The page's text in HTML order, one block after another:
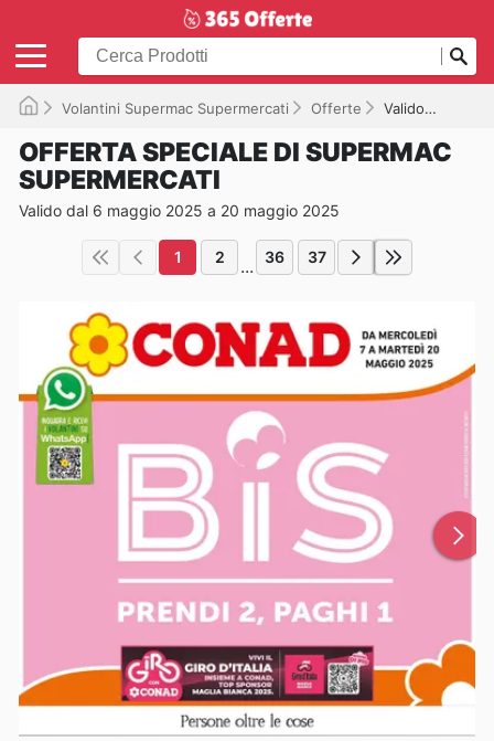
Volantini Supermac Supermercati Offerte Valido fino a 20/05/2025
OFFERTA SPECIALE DI SUPERMAC
SUPERMERCATI
Valido dal 6 maggio 2025 a 20 maggio 2025
1 2 ... 36 37